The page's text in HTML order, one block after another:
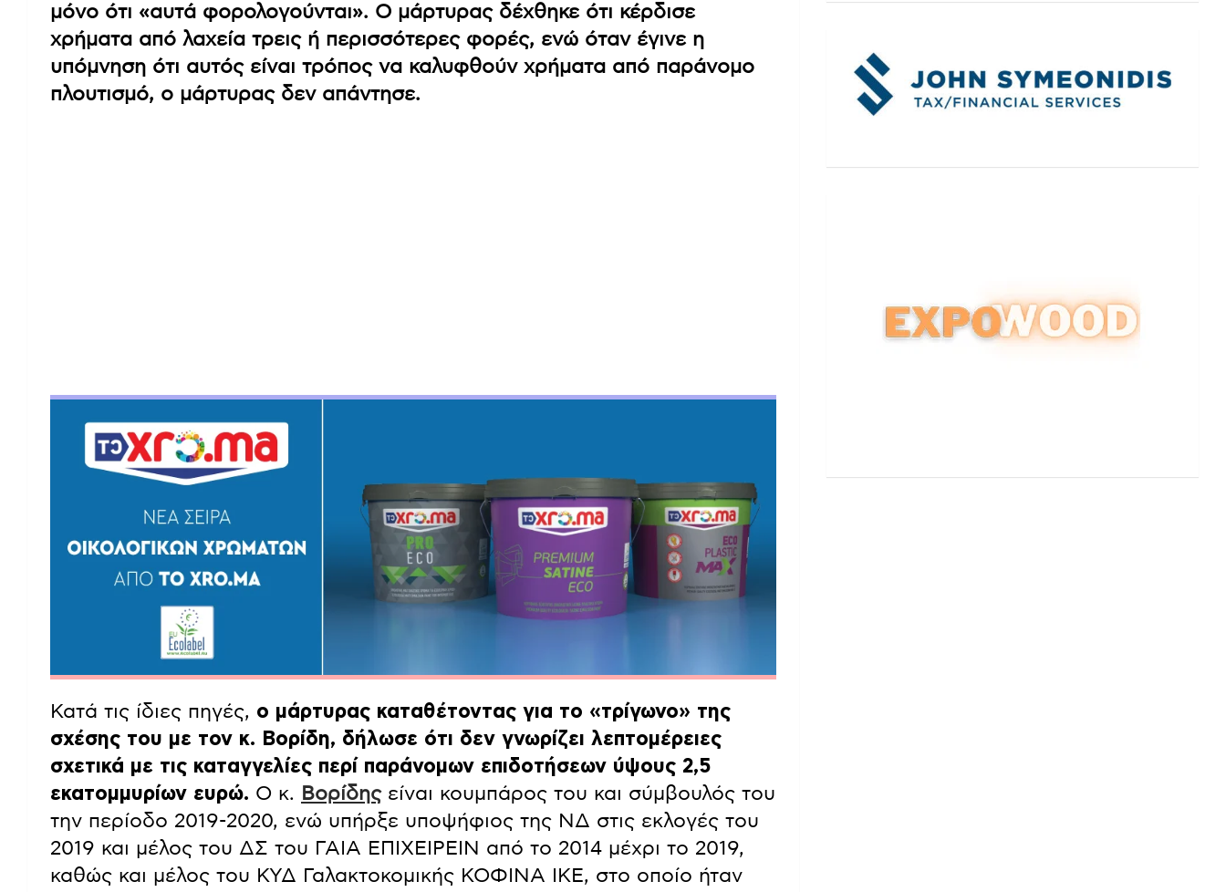
μόνο ότι «αυτά φορολογούνται». Ο μάρτυρας δέχθηκε ότι κέρδισε
χρήματα από λαχεία τρεις ή περισσότερες φορές, ενώ όταν έγινε η
υπόμνηση ότι αυτός είναι τρόπος να καλυφθούν χρήματα από παράνομο
πλουτισμό, ο μάρτυρας δεν απάντησε.
Κατά τις ίδιες πηγές, ο μάρτυρας καταθέτοντας για το «τρίγωνο» της
σχέσης του με τον κ. Βορίδη, δήλωσε ότι δεν γνωρίζει λεπτομέρειες
σχετικά με τις καταγγελίες περί παράνομων επιδοτήσεων ύψους 2,5
εκατομμυρίων ευρώ. Ο κ. Βορίδηςείναι κουμπάρος του και σύμβουλός του
την περίοδο 2019-2020, ενώ υπήρξε υποψήφιος της ΝΔ στις εκλογές του
2019 και μέλος του ΔΣ του ΓΑΙΑ ΕΠΙΧΕΙΡΕΙΝ από το 2014 μέχρι το 2019,
καθώς και μέλος του ΚΥΔ Γαλακτοκομικής ΚΟΦΙΝΑ ΙΚΕ, στο οποίο ήταν